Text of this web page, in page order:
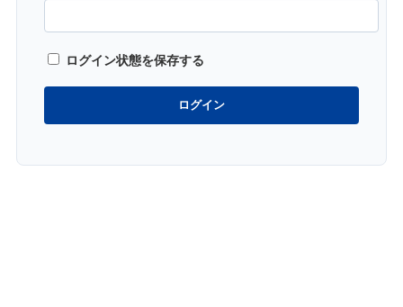
ログイン状態を保存する